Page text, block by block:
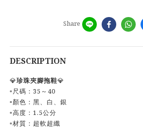
Share
DESCRIPTION
💎珍珠夾腳拖鞋💎
▫️尺碼：35～40
▫️顏色：黑、白、銀
▫️高度：1.5公分
▫️材質：超軟超纖